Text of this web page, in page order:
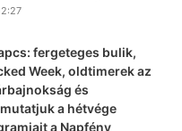
fergeteges bulik,
Week, oldtimerek az
és
a hétvége
a Napfény